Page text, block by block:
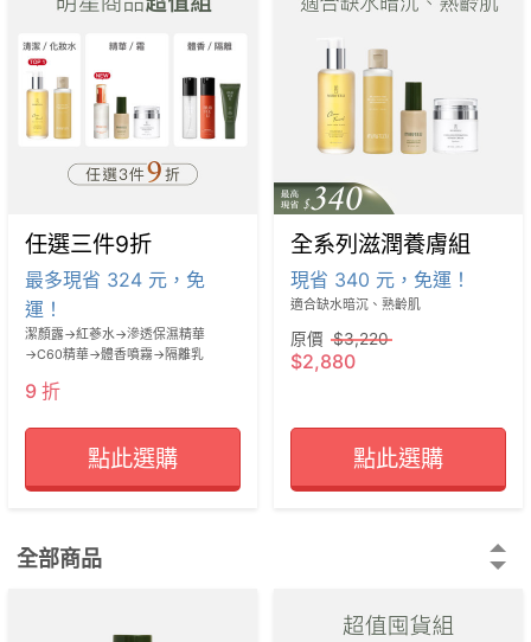
任選三件9折
最多現省 324 元，免
運！
潔顏露→紅蔘水→滲透保濕精華
→C60精華→體香噴霧→隔離乳
9 折
點此選購
全系列滋潤養膚組
現省 340 元，免運！
適合缺水暗沉、熟齡肌
原價 $3,220
$2,880
點此選購
全部商品